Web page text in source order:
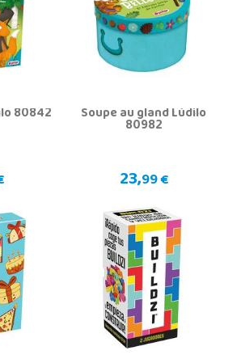
80842 Soupe au gland Lúdilo
80982
23,99 €